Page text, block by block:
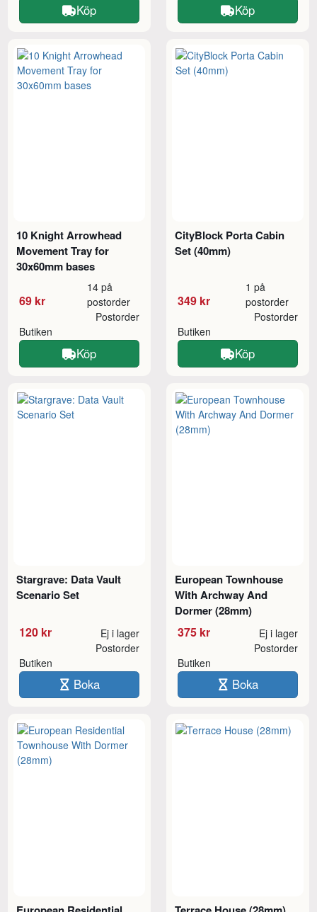
Köp Köp
10 Knight Arrowhead
Movement Tray for
30x60mm bases
69 kr
14 på
postorder
Butiken
Postorder
Köp
CityBlock Porta Cabin
Set (40mm)
349 kr
1 på
postorder
Butiken
Postorder
Köp
Stargrave: Data Vault
Scenario Set
120 kr Ej i lager
Butiken
Postorder
Boka
European Townhouse
With Archway And
Dormer (28mm)
375 kr Ej i lager
Butiken
Postorder
Boka